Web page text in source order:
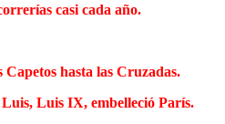
casi cada año.
hasta las Cruzadas.
Luis IX, embelleció París.